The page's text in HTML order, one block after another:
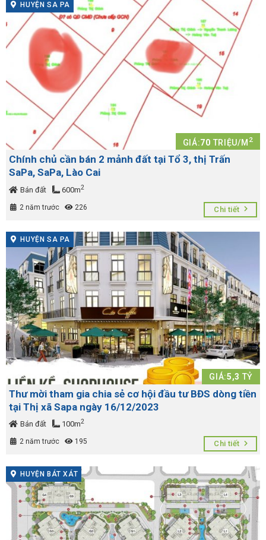
HUYỆN SA PA
GIÁ:70 TRIỆU/M 2
Chính chủ cần bán 2 mảnh đất tại Tổ 3, thị Trấn
SaPa, SaPa, Lào Cai
Bán đất 600m2
2 năm trước 226 Chi tiết
HUYỆN SA PA
GIÁ:5,3 TỶ
Thư mời tham gia chia sẻ cơ hội đầu tư BĐS dòng tiền
tại Thị xã Sapa ngày 16/12/2023
Bán đất 100m2
2 năm trước 195 Chi tiết
HUYỆN BÁT XÁT